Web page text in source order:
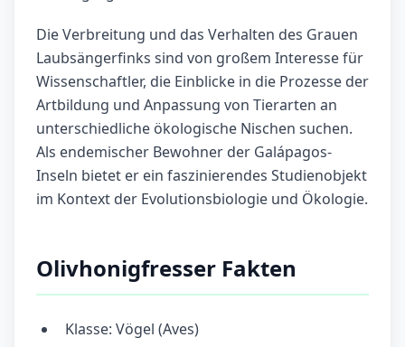
Die Verbreitung und das Verhalten des Grauen
Laubsängerfinks sind von großem Interesse für
Wissenschaftler, die Einblicke in die Prozesse der
Artbildung und Anpassung von Tierarten an
unterschiedliche ökologische Nischen suchen.
Als endemischer Bewohner der Galápagos-
Inseln bietet er ein faszinierendes Studienobjekt
im Kontext der Evolutionsbiologie und Ökologie.
Olivhonigfresser Fakten
Klasse: Vögel (Aves)